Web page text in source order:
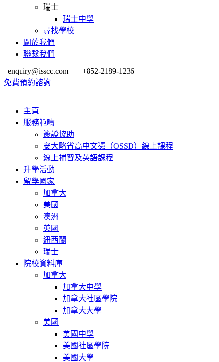
瑞士
瑞士中學
尋找學校
關於我們
聯繫我們
enquiry@isscc.com
+852-2189-1236
免費預約諮詢
主頁
服務範疇
簽證協助
安大略省高中文憑（OSSD）線上課程
線上補習及英語課程
升學活動
留學國家
加拿大
美國
澳洲
英國
紐西蘭
瑞士
院校資料庫
加拿大
加拿大中學
加拿大社區學院
加拿大大學
美國
美國中學
美國社區學院
美國大學